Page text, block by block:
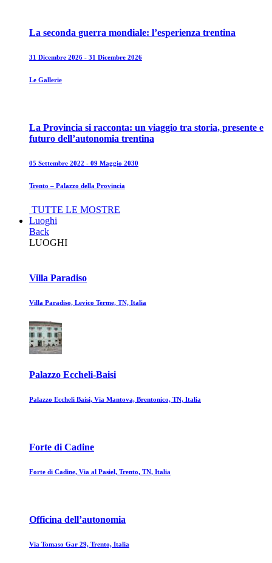
La seconda guerra mondiale: l’esperienza trentina
31 Dicembre 2026 - 31 Dicembre 2026
Le Gallerie
La Provincia si racconta: un viaggio tra storia, presente e
futuro dell’autonomia trentina
05 Settembre 2022 - 09 Maggio 2030
Trento – Palazzo della Provincia
TUTTE LE MOSTRE
Luoghi
Back
LUOGHI
Villa Paradiso
Villa Paradiso, Levico Terme, TN, Italia
Palazzo Eccheli-Baisi
Palazzo Eccheli Baisi, Via Mantova, Brentonico, TN, Italia
Forte di Cadine
Forte di Cadine, Via al Pasiel, Trento, TN, Italia
Officina dell’autonomia
Via Tomaso Gar 29, Trento, Italia